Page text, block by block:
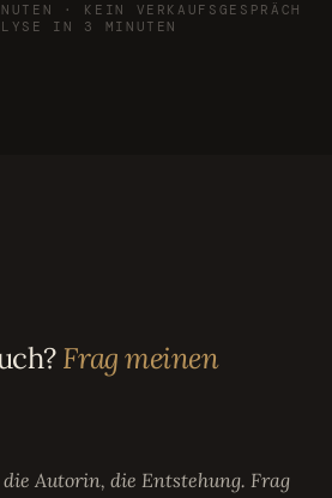
· KEIN VERKAUFSGESPRÄCH
IN 3 MINUTEN
Frag meinen
Autorin, die Entstehung. Frag